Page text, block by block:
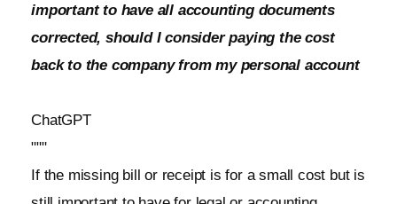
important to have all accounting documents
corrected, should I consider paying the cost
back to the company from my personal account
ChatGPT
"""
If the missing bill or receipt is for a small cost but is